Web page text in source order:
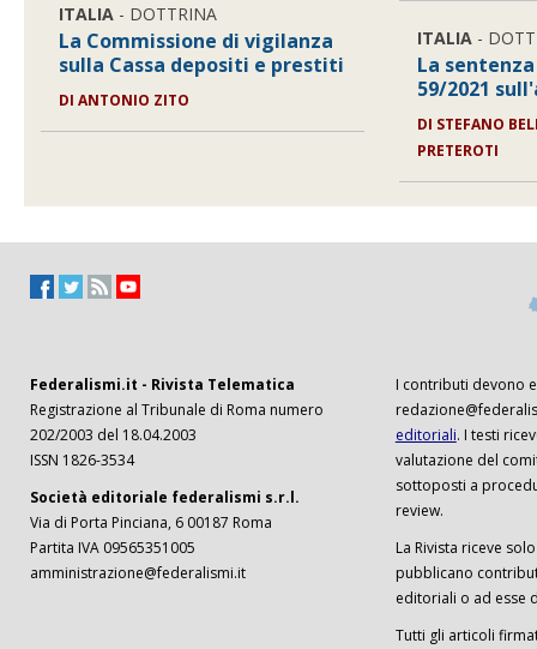
ITALIA - DOTTRINA
La Commissione di vigilanza
sulla Cassa depositi e prestiti
DIANTONIO ZITO
ITALIA -
La
59/2021
DI STEFANO
PRETEROTI
Federalismi.it - Rivista Telematica
Registrazione al Tribunale di Roma numero
202/2003 del 18.04.2003
ISSN 1826-3534
Società editoriale federalismi s.r.l.
Via di Porta Pinciana, 6 00187 Roma
Partita IVA 09565351005
amministrazione@federalismi.it
I contributi devono
editoriali. I testi
valutazione del
sottoposti a
review.
La Rivista riceve
pubblicano
editoriali o ad esse
Tutti gli articoli